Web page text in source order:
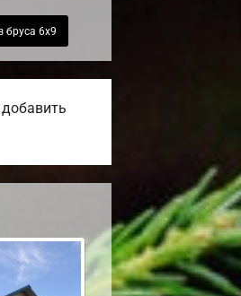
бруса 6х9